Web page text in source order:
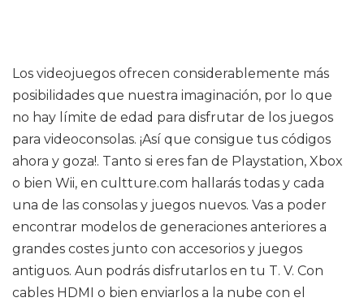
Los videojuegos ofrecen considerablemente más
posibilidades que nuestra imaginación, por lo que
no hay límite de edad para disfrutar de los juegos
para videoconsolas. ¡Así que consigue tus códigos
ahora y goza!. Tanto si eres fan de Playstation, Xbox
o bien Wii, en cultture.com hallarás todas y cada
una de las consolas y juegos nuevos. Vas a poder
encontrar modelos de generaciones anteriores a
grandes costes junto con accesorios y juegos
antiguos. Aun podrás disfrutarlos en tu T. V. Con
cables HDMI o bien enviarlos a la nube con el